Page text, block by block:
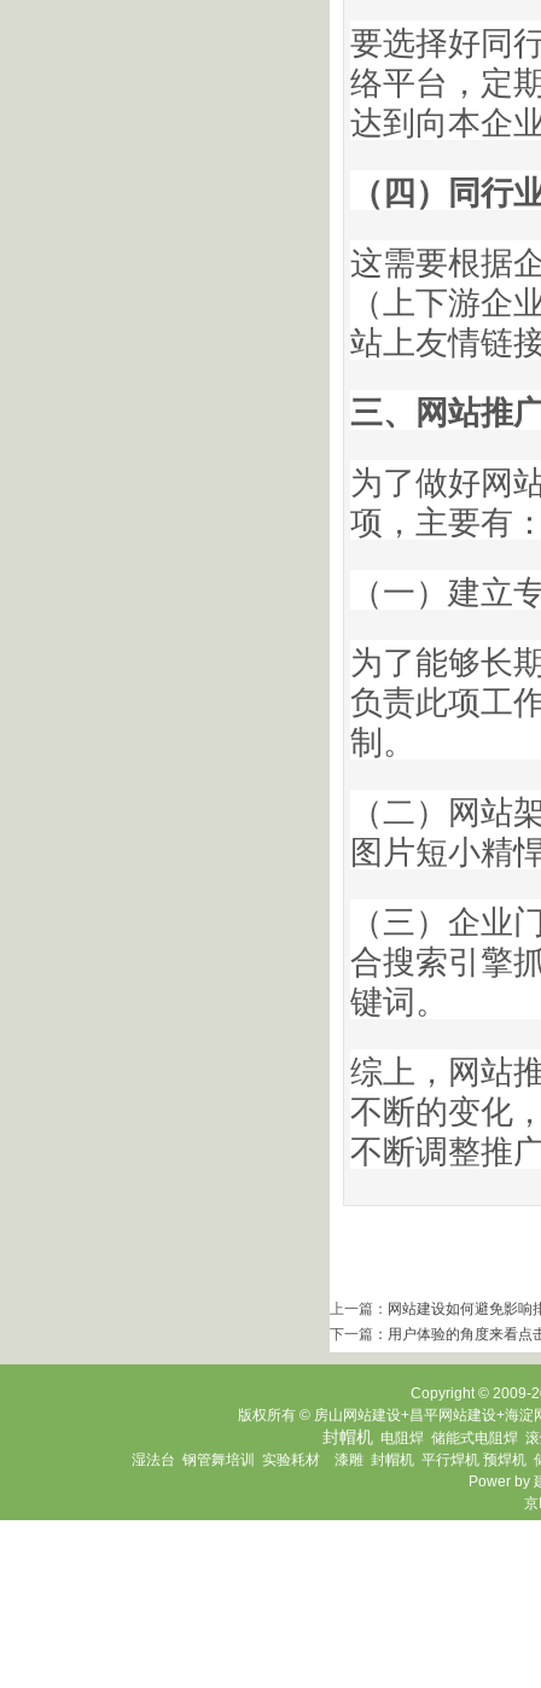
要选择好同
络平台，定
达到向本企
（四）同
这需要根据
（上下游
站上友情链
三、网站推
为了做好网
项，主要有
（一）建立
为了能够长
负责此项工
制。
（二）网
图片短小精
（三）企
合搜索引擎
键词。
综上，网站
不断的变化
不断调整推
上一篇： 网站建设如何避免影响
下一篇 ： 用户体验的角度来看点
Copyright © 2009-
版权所有 © 房山网站建设+昌平网站建设+海
封帽机 电阻焊 储能式电阻焊
湿法台 钢管舞培训 实验耗材 漆雕 封帽机 平行焊机 预焊机
Power by